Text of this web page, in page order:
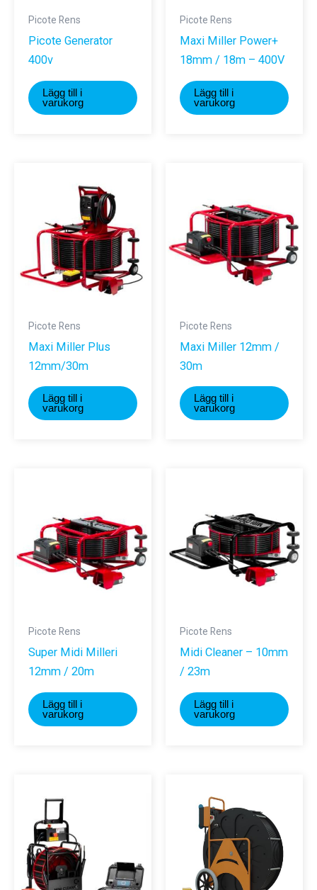
Picote Rens
Picote Generator
400v
Lägg till i
varukorg
Picote Rens
Maxi Miller Power+
18mm / 18m – 400V
Lägg till i
varukorg
Picote Rens
Maxi Miller Plus
12mm/30m
Lägg till i
varukorg
Picote Rens
Maxi Miller 12mm /
30m
Lägg till i
varukorg
Picote Rens
Super Midi Milleri
12mm / 20m
Lägg till i
varukorg
Picote Rens
Midi Cleaner – 10mm
/ 23m
Lägg till i
varukorg